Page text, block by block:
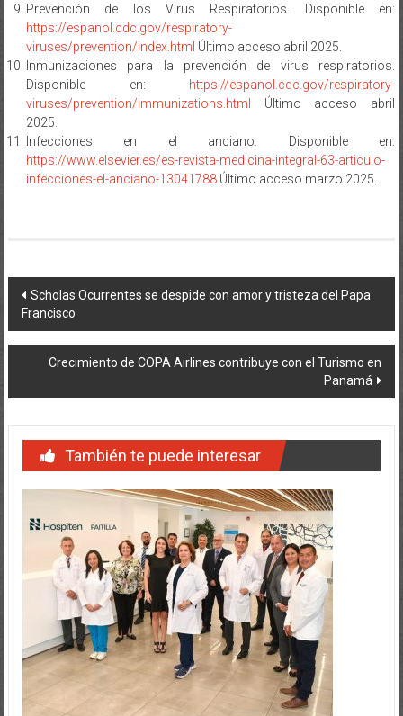
https://espanol.cdc.gov/respiratory-
viruses/prevention/index.htmlÚltimo acceso abril 2025.
Inmunizaciones para la prevención de virus respiratorios.
Disponible en:https://espanol.cdc.gov/respiratory-
viruses/prevention/immunizations.htmlÚltimo acceso abril
2025.
Infecciones en el anciano. Disponible en:
https://www.elsevier.es/es-revista-medicina-integral-63-articulo-
infecciones-el-anciano-13041788Último acceso marzo 2025.
Navegación
de
entradas
Scholas Ocurrentes se despide con amor y tristeza del Papa
Francisco
Crecimiento de COPA Airlines contribuye con el Turismo en
Panamá
También te puede interesar